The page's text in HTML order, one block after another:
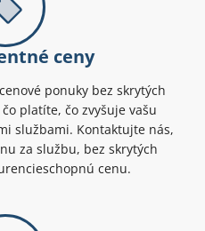
ceny
ponuky bez skrytých
platíte, čo zvyšuje vašu
službami. Kontaktujte nás,
za službu, bez skrytých
cenu.